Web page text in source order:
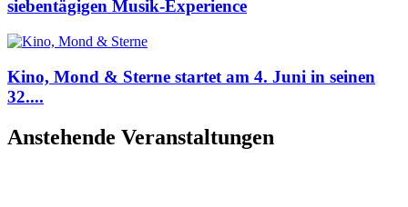
siebentägigen Musik-Experience
Kino, Mond & Sterne startet am 4. Juni in seinen
32....
Anstehende Veranstaltungen